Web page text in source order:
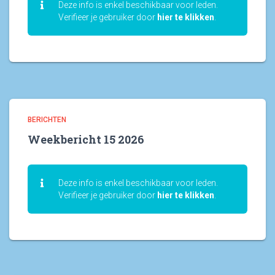
Deze info is enkel beschikbaar voor leden.
Verifieer je gebruiker door hier te klikken
BERICHTEN
Weekbericht 15 2026
Deze info is enkel beschikbaar voor leden.
Verifieer je gebruiker door hier te klikken